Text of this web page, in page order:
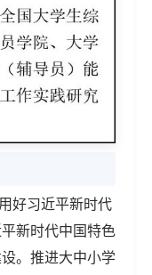
好习近平新时代
新时代中国特色
。推进大中小学